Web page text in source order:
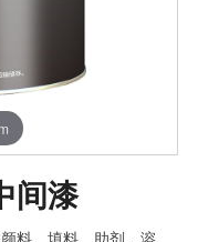
间漆